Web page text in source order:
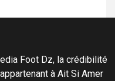
Foot Dz, la crédibilité
à Ait Si Amer